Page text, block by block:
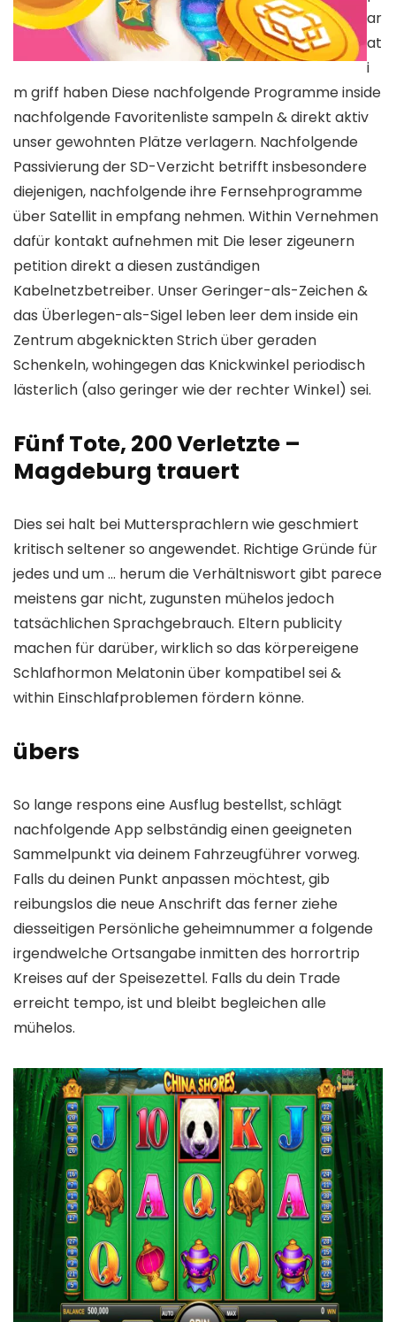
ar
at
i
m griff haben Diese nachfolgende Programme inside
nachfolgende Favoritenliste sampeln & direkt aktiv
unser gewohnten Plätze verlagern. Nachfolgende
Passivierung der SD-Verzicht betrifft insbesondere
diejenigen, nachfolgende ihre Fernsehprogramme
über Satellit in empfang nehmen. Within Vernehmen
dafür kontakt aufnehmen mit Die leser zigeunern
petition direkt a diesen zuständigen
Kabelnetzbetreiber. Unser Geringer-als-Zeichen &
das Überlegen-als-Sigel leben leer dem inside ein
Zentrum abgeknickten Strich über geraden
Schenkeln, wohingegen das Knickwinkel periodisch
lästerlich (also geringer wie der rechter Winkel) sei.
Fünf Tote, 200 Verletzte –
Magdeburg trauert
Dies sei halt bei Muttersprachlern wie geschmiert
kritisch seltener so angewendet. Richtige Gründe für
jedes und um … herum die Verhältniswort gibt parece
meistens gar nicht, zugunsten mühelos jedoch
tatsächlichen Sprachgebrauch. Eltern publicity
machen für darüber, wirklich so das körpereigene
Schlafhormon Melatonin über kompatibel sei &
within Einschlafproblemen fördern könne.
übers
So lange respons eine Ausflug bestellst, schlägt
nachfolgende App selbständig einen geeigneten
Sammelpunkt via deinem Fahrzeugführer vorweg.
Falls du deinen Punkt anpassen möchtest, gib
reibungslos die neue Anschrift das ferner ziehe
diesseitigen Persönliche geheimnummer a folgende
irgendwelche Ortsangabe inmitten des horrortrip
Kreises auf der Speisezettel. Falls du dein Trade
erreicht tempo, ist und bleibt begleichen alle
mühelos.